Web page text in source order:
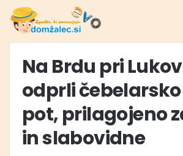
Na Brdu pri
odprli
pot, prilagojeno
in slabovidne